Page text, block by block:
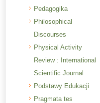
Pedagogika
Philosophical
Discourses
Physical Activity
Review : International
Scientific Journal
Podstawy Edukacji
Pragmata tes